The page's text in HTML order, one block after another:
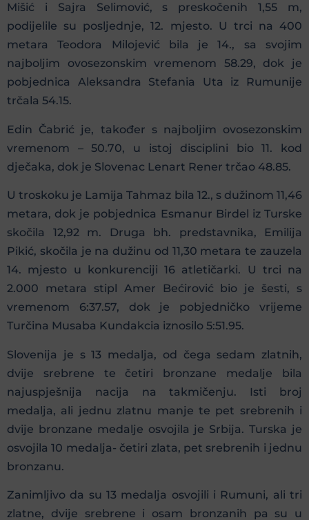
Mišić i Sajra Selimović, s preskočenih 1,55 m,
podijelile su posljednje, 12. mjesto. U trci na 400
metara Teodora Milojević bila je 14., sa svojim
najboljim ovosezonskim vremenom 58.29, dok je
pobjednica Aleksandra Stefania Uta iz Rumunije
trčala 54.15.
Edin Čabrić je, također s najboljim ovosezonskim
vremenom – 50.70, u istoj disciplini bio 11. kod
dječaka, dok je Slovenac Lenart Rener trčao 48.85.
U troskoku je Lamija Tahmaz bila 12., s dužinom 11,46
metara, dok je pobjednica Esmanur Birdel iz Turske
skočila 12,92 m. Druga bh. predstavnika, Emilija
Pikić, skočila je na dužinu od 11,30 metara te zauzela
14. mjesto u konkurenciji 16 atletičarki. U trci na
2.000 metara stipl Amer Bećirović bio je šesti, s
vremenom 6:37.57, dok je pobjedničko vrijeme
Turčina Musaba Kundakcia iznosilo 5:51.95.
Slovenija je s 13 medalja, od čega sedam zlatnih,
dvije srebrene te četiri bronzane medalje bila
najuspješnija nacija na takmičenju. Isti broj
medalja, ali jednu zlatnu manje te pet srebrenih i
dvije bronzane medalje osvojila je Srbija. Turska je
osvojila 10 medalja- četiri zlata, pet srebrenih i jednu
bronzanu.
Zanimljivo da su 13 medalja osvojili i Rumuni, ali tri
zlatne, dvije srebrene i osam bronzanih pa su u